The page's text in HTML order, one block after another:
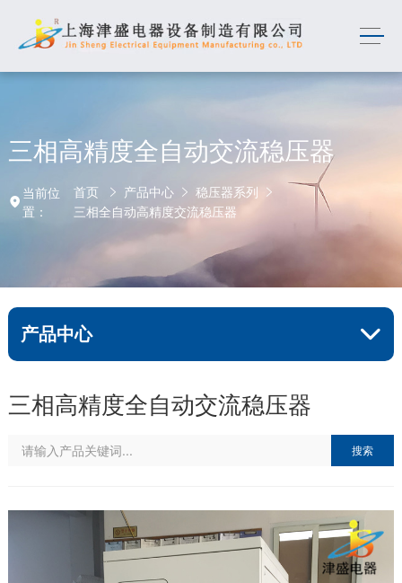
三相高精度全自动交流稳压器
当前位
置：
首页 产品中心
稳压器系列
三相全自动高精度交流稳压器
产品中心
三相高精度全自动交流稳压器
搜索